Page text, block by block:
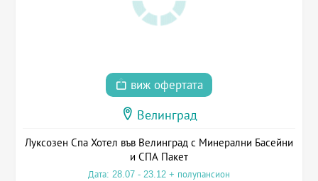
виж офертата
Велинград
Луксозен Спа Хотел във Велинград с Минерални Басейни
и СПА Пакет
Дата: 28.07 - 23.12 + полупансион